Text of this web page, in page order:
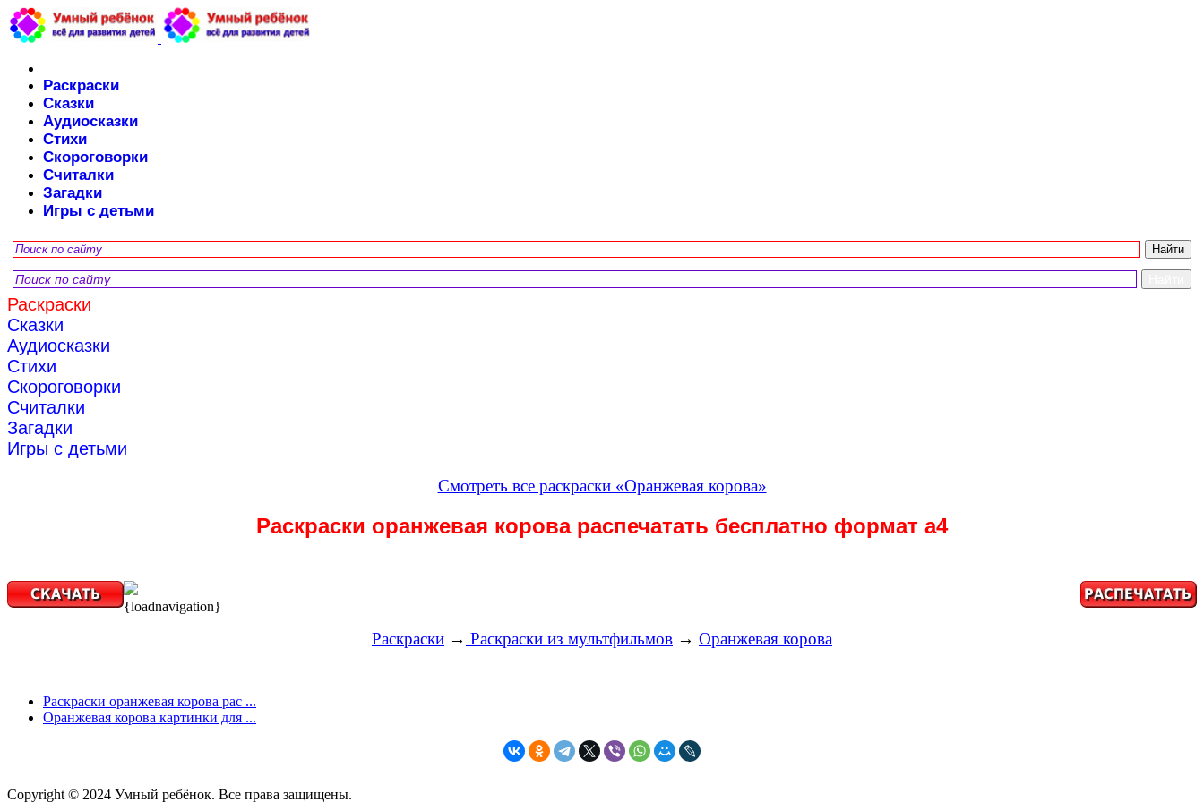
Раскраски
Сказки
Аудиосказки
Стихи
Скороговорки
Считалки
Загадки
Игры с детьми
Раскраски
Сказки
Аудиосказки
Стихи
Скороговорки
Считалки
Загадки
Игры с детьми
Смотреть все раскраски «Оранжевая корова»
Раскраски оранжевая корова распечатать бесплатно формат а4
{loadnavigation}
Раскраски → Раскраски из мультфильмов → Оранжевая корова
Раскраски оранжевая корова рас ...
Оранжевая корова картинки для ...
Copyright © 2024 Умный ребёнок. Все права защищены.